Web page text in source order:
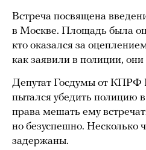
Встреча посвящена
в Москве. Площадь была
кто оказался за
как заявили в полиции,
Депутат Госдумы от КПРФ
пытался убедить полицию
права мешать ему
но безуспешно. Несколько
задержаны.